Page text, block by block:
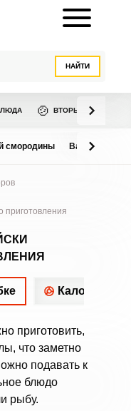
НАЙТИ
🍲 ВТОРЫЕ БЛЮДА
смородины Варенье из
приготовления
приготовить,
что заметно
подавать к
блюдо
рыбу.